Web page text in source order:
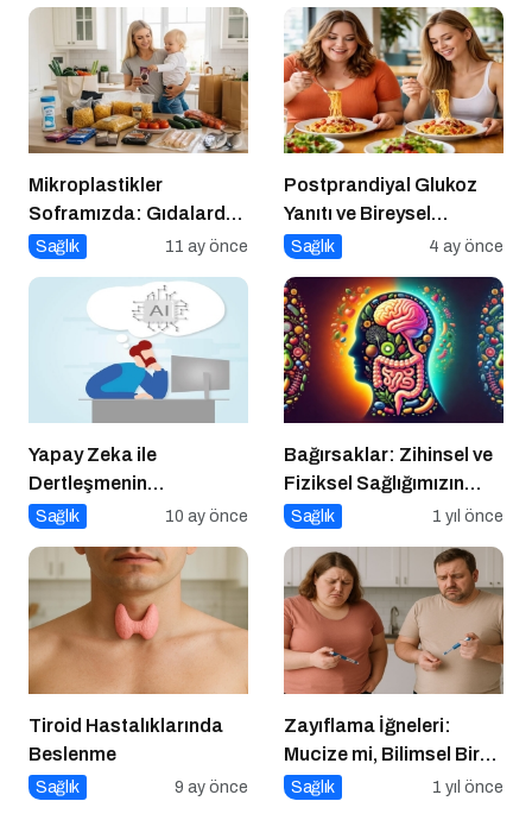
Mikroplastikler
Soframızda: Gıdalardan
Bedenimize Nasıl
Sağlık 11 ay önce
Postprandiyal Glukoz
Yanıtı ve Bireysel
Farklılıklar
Sağlık 4 ay önce
Yapay Zeka ile
Dertleşmenin
Görünmeyen Tehlikeleri!
Sağlık 10 ay önce
Bağırsaklar: Zihinsel ve
Fiziksel Sağlığımızın
Gizli Yöneticisi!
Sağlık 1 yıl önce
Tiroid Hastalıklarında
Beslenme
Sağlık 9 ay önce
Zayıflama İğneleri:
Mucize mi, Bilimsel Bir
Araç mı?
Sağlık 1 yıl önce